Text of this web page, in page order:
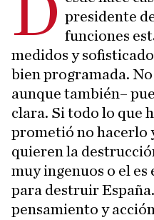
D presidente
funciones
medidos y
bien programada. No
aunque también–
clara. Si todo lo que
prometió no hacerlo
quieren la
muy ingenuos o el
para destruir
pensamiento y